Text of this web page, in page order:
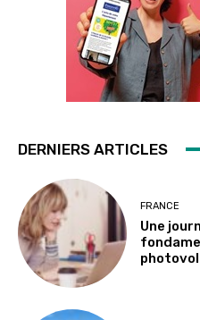
DERNIERS ARTICLES
FRANCE
Une